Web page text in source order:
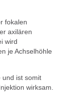
fokalen
axilären
wird
je Achselhöhle
und ist somit
wirksam.